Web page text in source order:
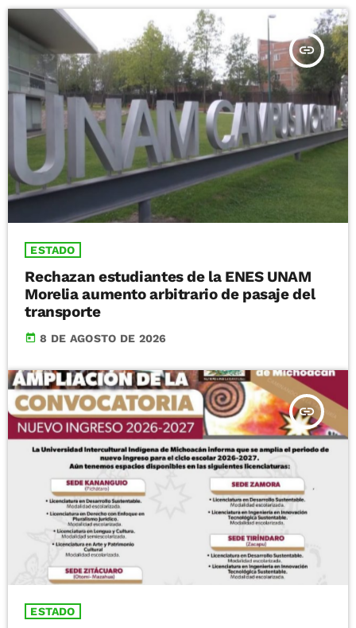
insert_link
ESTADO
Rechazan estudiantes de la ENES UNAM
Morelia aumento arbitrario de pasaje del
transporte
today 8 DE AGOSTO DE 2026
insert_link
ESTADO